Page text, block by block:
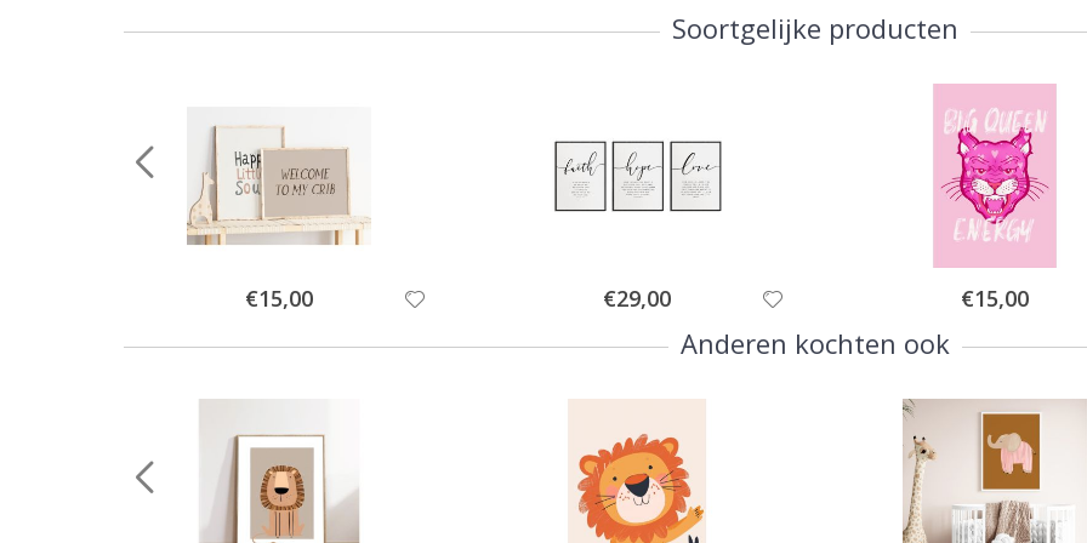
Soortgelijke producten
Special
Price
€15,00 Special
Price
€29,00 Special
Price
€15,00
Anderen kochten ook